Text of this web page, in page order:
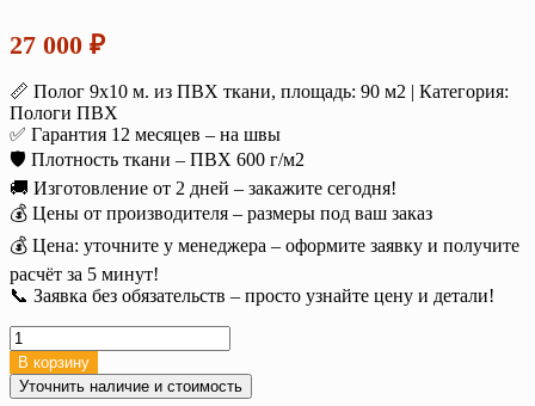
27 000 ₽
📏 Полог 9х10 м. из ПВХ ткани, площадь: 90 м2 | Категория:
Пологи ПВХ
✅ Гарантия 12 месяцев – на швы
🛡️ Плотность ткани – ПВХ 600 г/м2
🚚 Изготовление от 2 дней – закажите сегодня!
💰 Цены от производителя – размеры под ваш заказ
💰 Цена: уточните у менеджера – оформите заявку и получите
расчёт за 5 минут!
📞 Заявка без обязательств – просто узнайте цену и детали!
Количество
товара
Полог
тент
В корзину
Уточнить наличие и стоимость